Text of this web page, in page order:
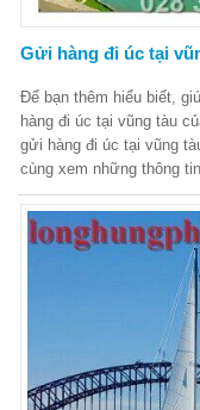
Gửi hàng đi úc tại
Để bạn thêm hiểu biết,
hàng đi úc tại vũng tàu
gửi hàng đi úc tại vũng
cùng xem những thông